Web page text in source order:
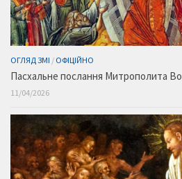
ОГЛЯД ЗМІ / ОФІЦІЙНО
Пасхальне послання Митрополита
11/04/2026